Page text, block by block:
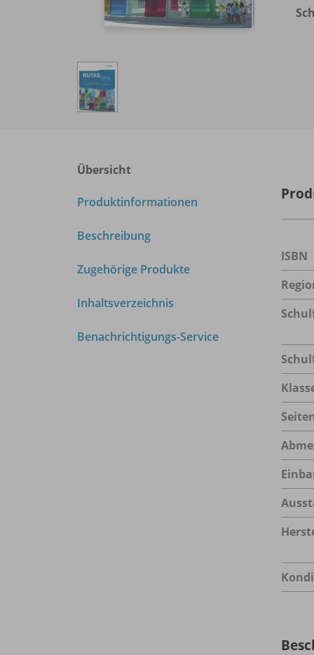
Übersicht
Produktinformationen
Beschreibung
Zugehörige Produkte
Inhaltsverzeichnis
Benachrichtigungs-Service
ISBN